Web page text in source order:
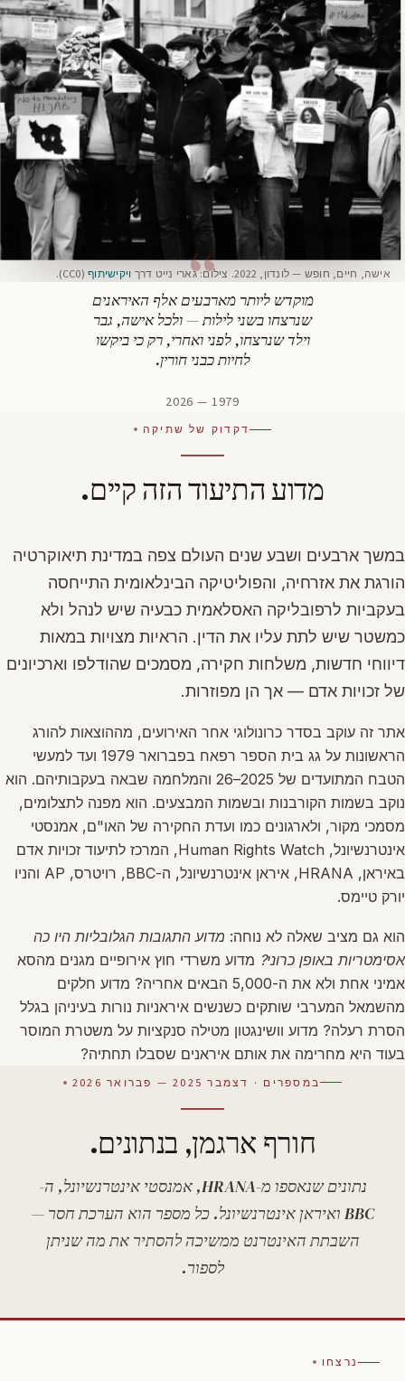
אישה, חיים, חופש — לונדון, 2022. צילום: גארי נייט דרך ויקישיתוף(CC0).
מוקדש ליותר מארבעים אלף האיראנים
שנרצחו בשני לילות — ולכל אישה, גבר
וילד שנרצחו, לפני ואחרי, רק כי ביקשו
לחיות כבני חורין.
1979 — 2026
דקדוק של שתיקה
מדוע התיעוד הזה קיים.
במשך ארבעים ושבע שנים העולם צפה במדינת תיאוקרטיה
הורגת את אזרחיה, והפוליטיקה הבינלאומית התייחסה
בעקביות לרפובליקה האסלאמית כבעיה שיש לנהל ולא
כמשטר שיש לתת עליו את הדין. הראיות מצויות במאות
דיווחי חדשות, משלחות חקירה, מסמכים שהודלפו וארכיונים
של זכויות אדם — אך הן מפוזרות.
אתר זה עוקב בסדר כרונולוגי אחר האירועים, מההוצאות להורג
הראשונות על גג בית הספר רפאח בפברואר 1979 ועד למעשי
הטבח המתועדים של 2025–26 והמלחמה שבאה בעקבותיהם. הוא
נוקב בשמות הקורבנות ובשמות המבצעים. הוא מפנה לתצלומים,
מסמכי מקור, ולארגונים כמו ועדת החקירה של האו"ם, אמנסטי
אינטרנשיונל, Human Rights Watch, המרכז לתיעוד זכויות אדם
באיראן, HRANA, איראן אינטרנשיונל, ה-BBC, רויטרס, AP והניו
יורק טיימס.
הוא גם מציב שאלה לא נוחה: מדוע התגובות הגלובליות היו כה
אסימטריות באופן כרוני? מדוע משרדי חוץ אירופיים מגנים מהסא
אמיני אחת ולא את ה-5,000 הבאים אחריה? מדוע חלקים
מהשמאל המערבי שותקים כשנשים איראניות נורות בעיניהן בגלל
הסרת רעלה? מדוע וושינגטון מטילה סנקציות על משטרת המוסר
בעוד היא מחרימה את אותם איראנים שסבלו תחתיה?
במספרים · דצמבר 2025 — פברואר 2026
חורף ארגמן, בנתונים.
נתונים שנאספו מ-HRANA, אמנסטי אינטרנשיונל, ה-
BBC ואיראן אינטרנשיונל. כל מספר הוא הערכת חסר —
השבתת האינטרנט ממשיכה להסתיר את מה שניתן
לספור.
נרצחו